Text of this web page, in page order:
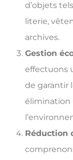
d’objets
literie,
archives.
Gestion
effectuons
de garantir
élimination
Réduction